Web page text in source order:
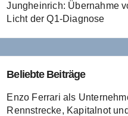
Jungheinrich: Übernahme
Licht der Q1-Diagnose
Beliebte Beiträge
Enzo Ferrari als
Rennstrecke, Kapitalnot